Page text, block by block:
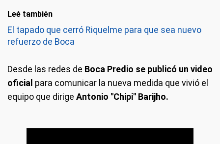
Leé también
El tapado que cerró Riquelme para que sea nuevo
refuerzo de Boca
Desde las redes de Boca Predio se publicó un video
oficial para comunicar la nueva medida que vivió el
equipo que dirige Antonio "Chipi" Barijho.